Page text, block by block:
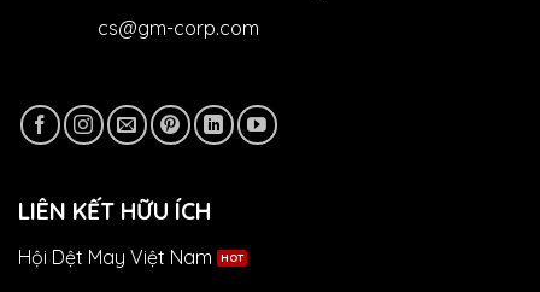
cs@gm-corp.com
LIÊN KẾT HỮU ÍCH
Hội Dệt May Việt Nam